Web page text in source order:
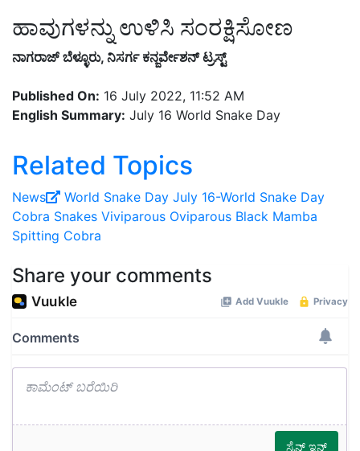
ಹಾವುಗಳನ್ನು ಉಳಿಸಿ ಸಂರಕ್ಷಿಸೋಣ
ನಾಗರಾಜ್ ಬೆಳ್ಳೂರು, ನಿಸರ್ಗ ಕನ್ಜರ್ವೇಶನ್ ಟ್ರಸ್ಟ್
Published On: 16 July 2022, 11:52 AM
English Summary: July 16 World Snake Day
Related Topics
News World Snake Day July 16-World Snake Day
Cobra Snakes Viviparous Oviparous Black Mamba
Spitting Cobra
Share your comments